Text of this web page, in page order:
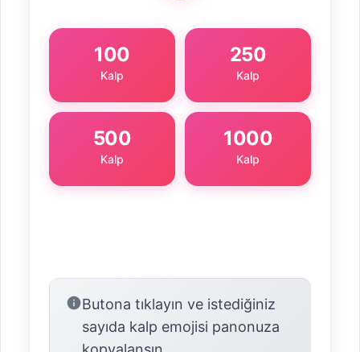
100
Kalp
250
Kalp
500
Kalp
1000
Kalp
Butona tıklayın ve istediğiniz
sayıda kalp emojisi panonuza